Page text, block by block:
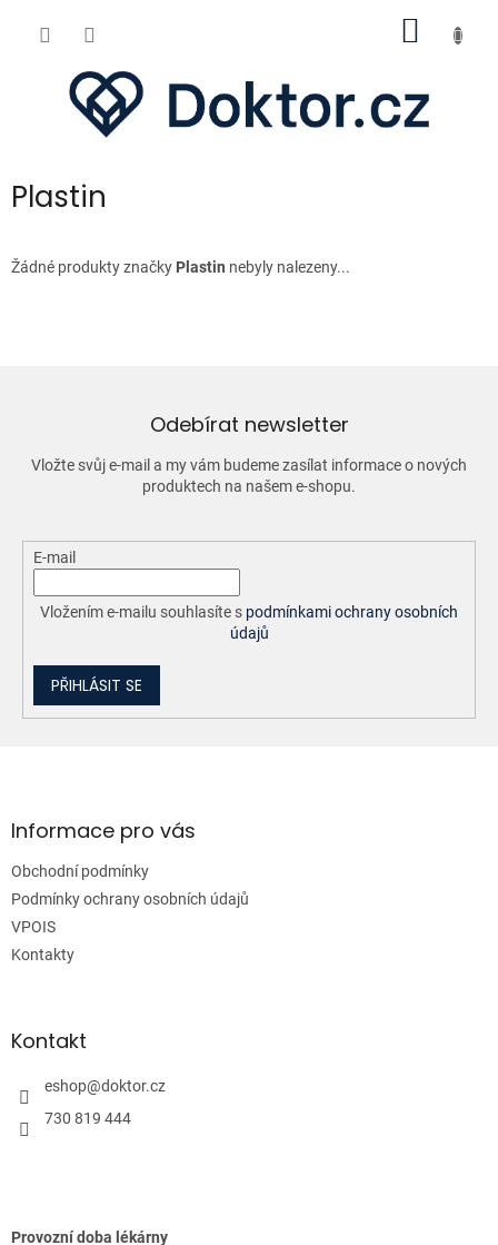
Plastin
Žádné produkty značky Plastin nebyly nalezeny...
Odebírat newsletter
Vložte svůj e-mail a my vám budeme zasílat informace o nových
produktech na našem e-shopu.
E-mail
Vložením e-mailu souhlasíte s podmínkami ochrany osobních
údajů
PŘIHLÁSIT SE
aInformace pro vás
Obchodní podmínky
Podmínky ochrany osobních údajů
VPOIS
Kontakty
Kontakt
eshop@doktor.cz
730 819 444
Provozní doba lékárny